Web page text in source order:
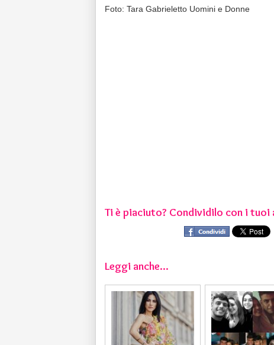
Foto: Tara Gabrieletto Uomini e Donne
Ti è piaciuto? Condividilo con i tuoi
Leggi anche...